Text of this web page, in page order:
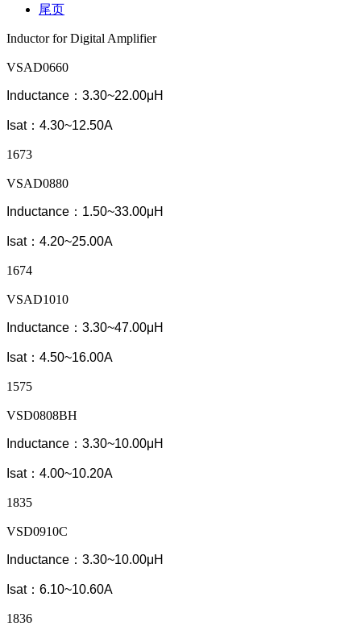
尾页
Inductor for Digital Amplifier
VSAD0660
Inductance：3.30~22.00μH
Isat：4.30~12.50A
1673
VSAD0880
Inductance：1.50~33.00μH
Isat：4.20~25.00A
1674
VSAD1010
Inductance：3.30~47.00μH
Isat：4.50~16.00A
1575
VSD0808BH
Inductance：3.30~10.00μH
Isat：4.00~10.20A
1835
VSD0910C
Inductance：3.30~10.00μH
Isat：6.10~10.60A
1836